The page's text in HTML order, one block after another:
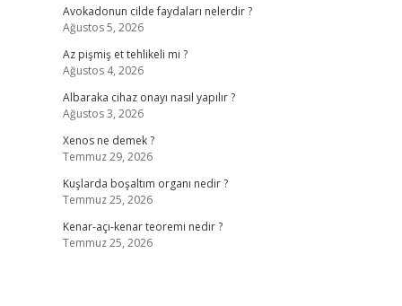
Avokadonun cilde faydaları nelerdir ?
Ağustos 5, 2026
Az pişmiş et tehlikeli mi ?
Ağustos 4, 2026
Albaraka cihaz onayı nasıl yapılır ?
Ağustos 3, 2026
Xenos ne demek ?
Temmuz 29, 2026
Kuşlarda boşaltım organı nedir ?
Temmuz 25, 2026
Kenar-açı-kenar teoremi nedir ?
Temmuz 25, 2026